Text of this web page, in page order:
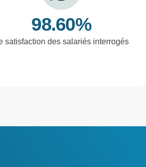
98.60%
satisfaction des salariés interrogés